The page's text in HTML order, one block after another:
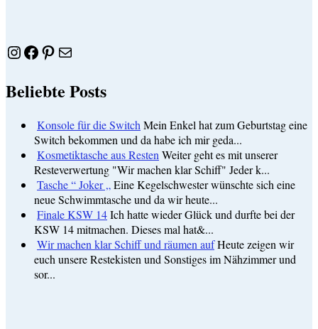
Instagram
Facebook
Pinterest
E-Mail
Beliebte Posts
Konsole für die Switch Mein Enkel hat zum Geburtstag eine
Switch bekommen und da habe ich mir geda...
Kosmetiktasche aus Resten Weiter geht es mit unserer
Resteverwertung "Wir machen klar Schiff" Jeder k...
Tasche “ Joker „ Eine Kegelschwester wünschte sich eine
neue Schwimmtasche und da wir heute...
Finale KSW 14Ich hatte wieder Glück und durfte bei der
KSW 14 mitmachen. Dieses mal hat&...
Wir machen klar Schiff und räumen aufHeute zeigen wir
euch unsere Restekisten und Sonstiges im Nähzimmer und
sor...